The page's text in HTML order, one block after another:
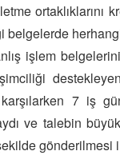
ortaklıklarını
belgelerde
işlem
7 iş
ve talebin
gönderilmesi